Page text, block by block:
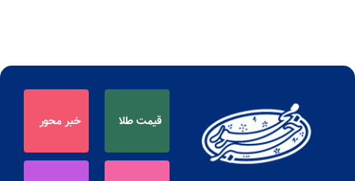
قیمت طلا خبر محور